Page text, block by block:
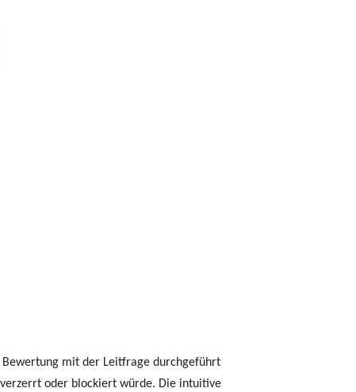
Bewertung mit der Leitfrage durchgeführt
oder blockiert würde. Die intuitive